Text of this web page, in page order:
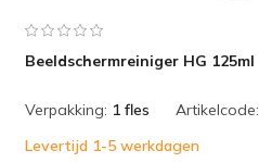
Beeldschermreiniger HG 125ml
Verpakking: 1 fles Artikelcode:
Levertijd 1-5 werkdagen